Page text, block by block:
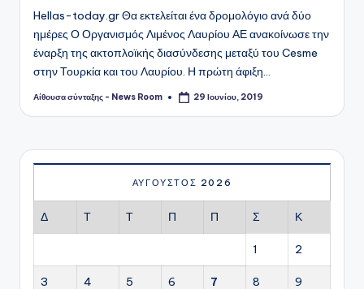
Hellas-today.gr Θα εκτελείται ένα δρομολόγιο ανά δύο
ημέρες Ο Οργανισμός Λιμένος Λαυρίου ΑΕ ανακοίνωσε την
έναρξη της ακτοπλοϊκής διασύνδεσης μεταξύ του Cesme
στην Τουρκία και του Λαυρίου. Η πρώτη άφιξη…
Συγγραφέας:
Αίθουσα σύνταξης - News Room 29 Ιουνίου, 2019
ΑΎΓΟΥΣΤΟΣ 2026
Δ Τ Τ Π Π Σ Κ
1 2
3 4 5 6 7 8 9